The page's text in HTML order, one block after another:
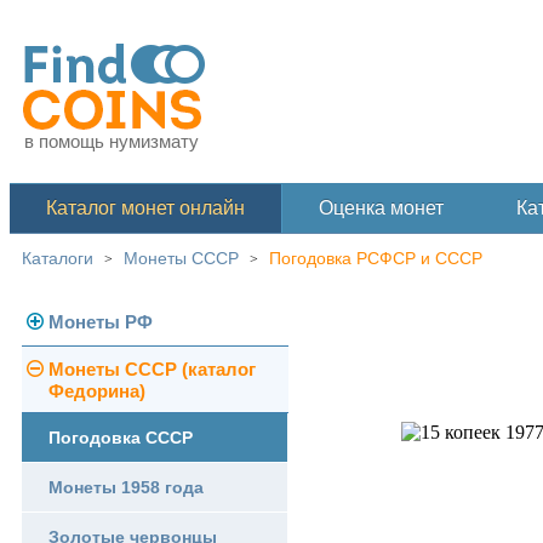
в помощь нумизмату
Каталог монет онлайн Оценка монет
Каталоги > Монеты СССР > Погодовка РСФСР и СССР
Монеты РФ
Современная Россия
Монеты СССР (каталог
Федорина)
Погодовка СССР
Монеты 1958 года
Золотые червонцы